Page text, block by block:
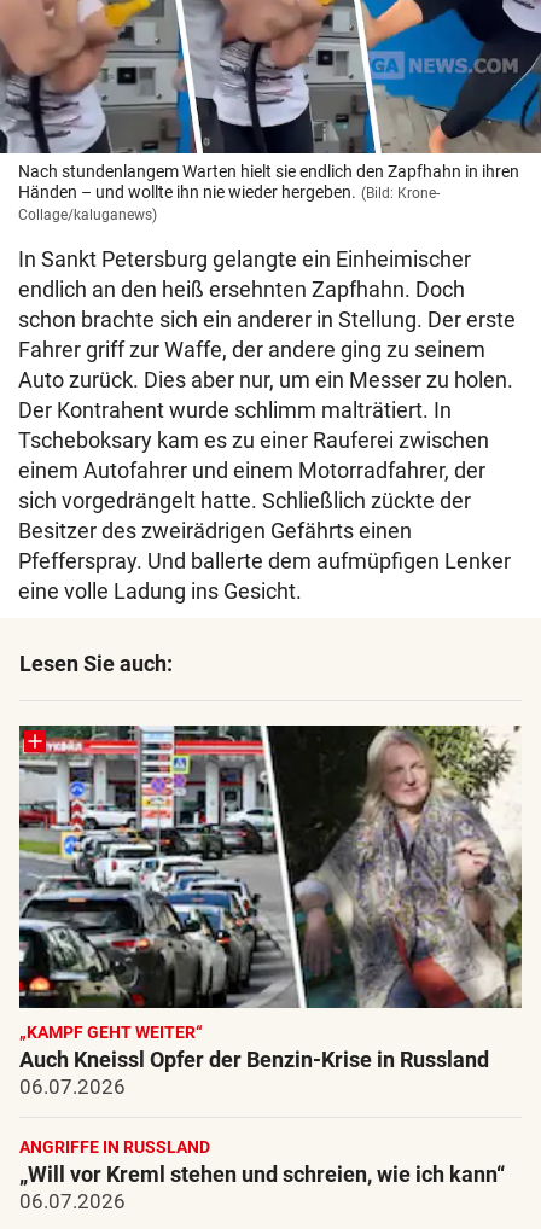
Nach stundenlangem Warten hielt sie endlich den Zapfhahn in ihren
Händen – und wollte ihn nie wieder hergeben. (Bild: Krone-
Collage/kaluganews)
In Sankt Petersburg gelangte ein Einheimischer
endlich an den heiß ersehnten Zapfhahn. Doch
schon brachte sich ein anderer in Stellung. Der erste
Fahrer griff zur Waffe, der andere ging zu seinem
Auto zurück. Dies aber nur, um ein Messer zu holen.
Der Kontrahent wurde schlimm malträtiert. In
Tscheboksary kam es zu einer Rauferei zwischen
einem Autofahrer und einem Motorradfahrer, der
sich vorgedrängelt hatte. Schließlich zückte der
Besitzer des zweirädrigen Gefährts einen
Pfefferspray. Und ballerte dem aufmüpfigen Lenker
eine volle Ladung ins Gesicht.
Lesen Sie auch:
„KAMPF GEHT WEITER“
Auch Kneissl Opfer der Benzin-Krise in Russland
06.07.2026
ANGRIFFE IN RUSSLAND
„Will vor Kreml stehen und schreien, wie ich kann“
06.07.2026